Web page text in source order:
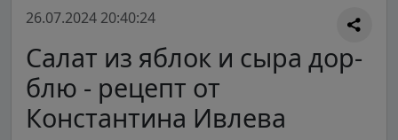
26.07.2024 20:40:24
Салат из яблок и сыра дор-
блю - рецепт от
Константина Ивлева